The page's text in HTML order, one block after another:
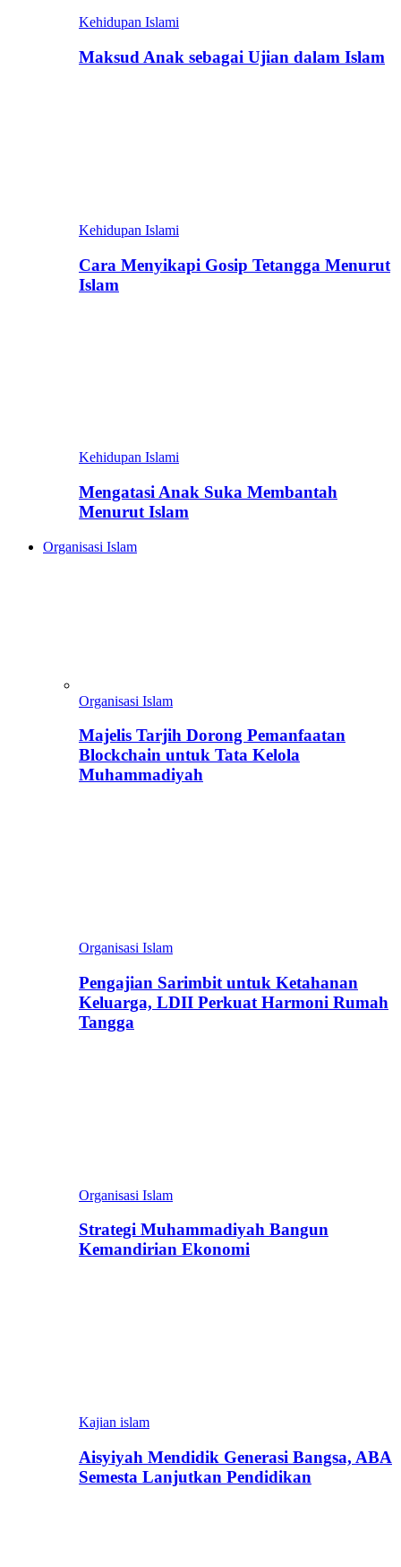
Kehidupan Islami
Maksud Anak sebagai Ujian dalam Islam
Kehidupan Islami
Cara Menyikapi Gosip Tetangga Menurut
Islam
Kehidupan Islami
Mengatasi Anak Suka Membantah
Menurut Islam
Organisasi Islam
Organisasi Islam
Majelis Tarjih Dorong Pemanfaatan
Blockchain untuk Tata Kelola
Muhammadiyah
Organisasi Islam
Pengajian Sarimbit untuk Ketahanan
Keluarga, LDII Perkuat Harmoni Rumah
Tangga
Organisasi Islam
Strategi Muhammadiyah Bangun
Kemandirian Ekonomi
Kajian islam
Aisyiyah Mendidik Generasi Bangsa, ABA
Semesta Lanjutkan Pendidikan